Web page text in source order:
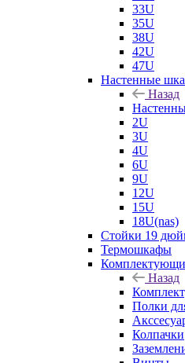
33U
35U
38U
42U
47U
Настенные
Назад
2U
3U
4U
6U
9U
12U
15U
18U(nas)
Стойки 19
Термошкафы
Назад
Полки
Колпачки